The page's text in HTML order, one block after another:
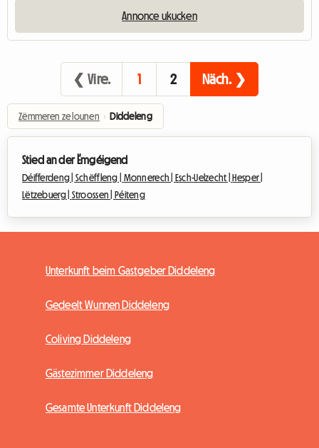
Annonce ukucken
❮ Vire. 1 2 Näch. ❯
Zëmmeren ze lounen › Diddeleng
Stied an der Ëmgéigend
Déifferdeng | Schëffleng | Monnerech | Esch-Uelzecht |
Hesper |
Lëtzebuerg | Stroossen | Péiteng
Unterkunft beim Gastgeber Diddeleng
Gedeelt Wunnen Diddeleng
Coliving Diddeleng
Gästezimmer Diddeleng
Gesamte Unterkunft Diddeleng